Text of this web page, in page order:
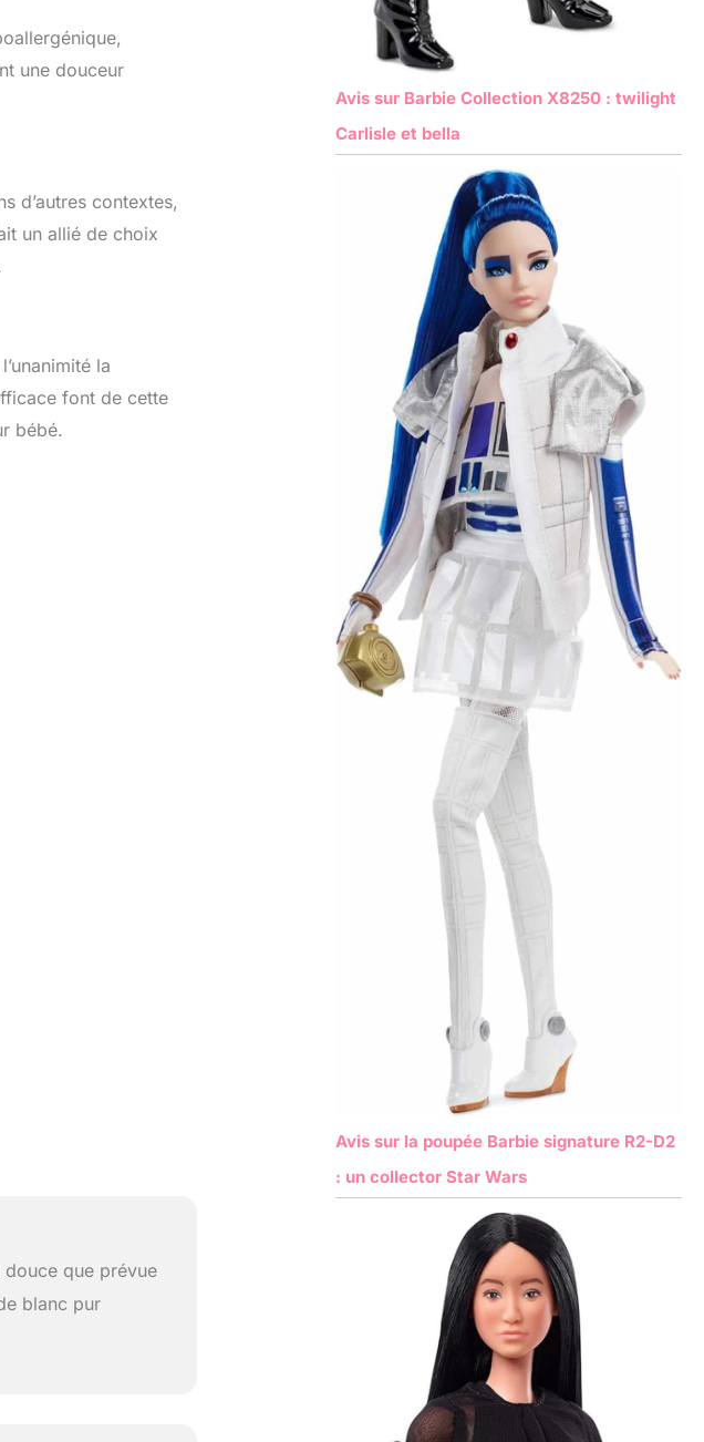
une douceur
d’autres contextes,
un allié de choix
la
font de cette
bébé.
douce que prévue
blanc pur
Avis sur Barbie Collection X8250 : twilight
Carlisle et bella
Avis sur la poupée Barbie signature R2-D2
: un collector Star Wars